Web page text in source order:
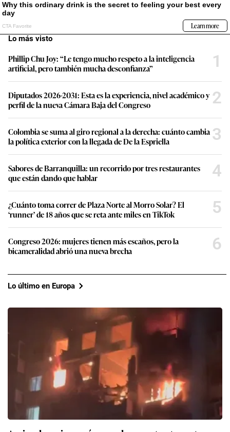
Lo más visto
Phillip Chu Joy: “Le tengo mucho respeto a la inteligencia
artificial, pero también mucha desconfianza”
1
Diputados 2026-2031: Esta es la experiencia, nivel académico y
perfil de la nueva Cámara Baja del Congreso
2
Colombia se suma al giro regional a la derecha: cuánto cambia
la política exterior con la llegada de De la Espriella
3
Sabores de Barranquilla: un recorrido por tres restaurantes
que están dando que hablar
4
¿Cuánto toma correr de Plaza Norte al Morro Solar? El
‘runner’ de 18 años que se reta ante miles en TikTok
5
Congreso 2026: mujeres tienen más escaños, pero la
bicameralidad abrió una nueva brecha
6
Lo último en Europa